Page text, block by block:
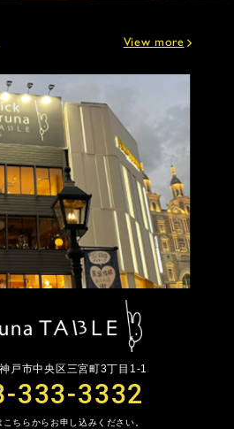
View more
神戸市中央区三宮町3丁目1-1
333-3332
ちらからお申し込みください。